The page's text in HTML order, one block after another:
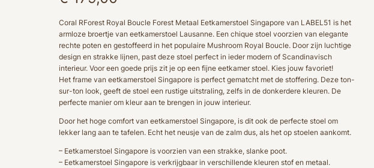
Coral RForest Royal Boucle Forest Metaal Eetkamerstoel Singapore van LABEL51 is het
armloze broertje van eetkamerstoel Lausanne. Een chique stoel voorzien van elegante
rechte poten en gestoffeerd in het populaire Mushroom Royal Boucle. Door zijn luchtige
design en strakke lijnen, past deze stoel perfect in ieder modern of Scandinavisch
interieur. Voor een goede prijs zit je op een fijne eetkamer stoel. Kies jouw favoriet!
Het frame van eetkamerstoel Singapore is perfect gematcht met de stoffering. Deze ton-
sur-ton look, geeft de stoel een rustige uitstraling, zelfs in de donkerdere kleuren. De
perfecte manier om kleur aan te brengen in jouw interieur.
Door het hoge comfort van eetkamerstoel Singapore, is dit ook de perfecte stoel om
lekker lang aan te tafelen. Echt het neusje van de zalm dus, als het op stoelen aankomt.
– Eetkamerstoel Singapore is voorzien van een strakke, slanke poot.
– Eetkamerstoel Singapore is verkrijgbaar in verschillende kleuren stof en metaal.